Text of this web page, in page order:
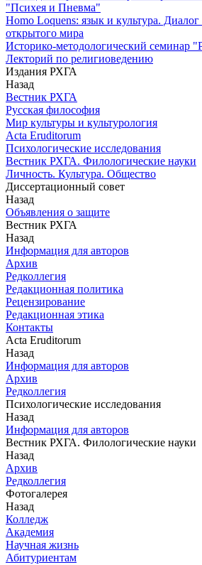
"Психея и Пневма"
Homo Loquens: язык и культура. Диалог
открытого мира
Историко-методологический семинар
Лекторий по религиоведению
Издания РХГА
Назад
Вестник РХГА
Русская философия
Мир культуры и культурология
Acta Eruditorum
Психологические исследования
Вестник РХГА. Филологические науки
Личность. Культура. Общество
Диссертационный совет
Назад
Объявления о защите
Вестник РХГА
Назад
Информация для авторов
Архив
Редколлегия
Редакционная политика
Рецензирование
Редакционная этика
Контакты
Acta Eruditorum
Назад
Информация для авторов
Архив
Редколлегия
Психологические исследования
Назад
Информация для авторов
Вестник РХГА. Филологические науки
Назад
Архив
Редколлегия
Фотогалерея
Назад
Колледж
Академия
Научная жизнь
Абитуриентам